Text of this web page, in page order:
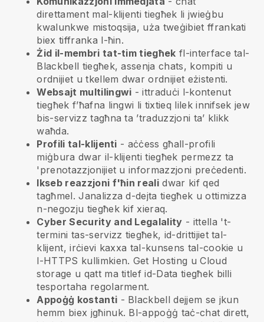
direttament mal-klijenti tiegħek li jwieġbu
kwalunkwe mistoqsija, uża tweġibiet ffrankati
biex tiffranka l-ħin.
Żid il-membri tat-tim tiegħek fl-interface tal-
Blackbell tiegħek, assenja chats, kompiti u
ordnijiet u tkellem dwar ordnijiet eżistenti.
Websajt multilingwi - ittraduċi l-kontenut
tiegħek f’ħafna lingwi li tixtieq lilek innifsek jew
bis-servizz tagħna ta ’traduzzjoni ta’ klikk
waħda.
Profili tal-klijenti - aċċess għall-profili
miġbura dwar il-klijenti tiegħek permezz ta
'prenotazzjonijiet u informazzjoni preċedenti.
Ikseb reazzjoni f'ħin reali dwar kif qed
tagħmel. Janalizza d-dejta tiegħek u ottimizza
n-negozju tiegħek kif xieraq.
Cyber Security and Legalality - ittella 't-
termini tas-servizz tiegħek, id-drittijiet tal-
klijent, irċievi kaxxa tal-kunsens tal-cookie u
l-HTTPS kullimkien. Get Hosting u Cloud
storage u qatt ma titlef id-Data tiegħek billi
tesportaha regolarment.
Appoġġ kostanti - Blackbell dejjem se jkun
hemm biex jgħinuk. Bl-appoġġ taċ-chat dirett,